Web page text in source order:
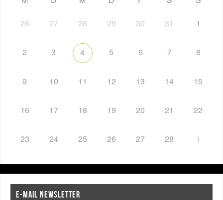
26 27 28 29 30 31 1
2 3 4 5 6 7 8
9 10 11 12 13 14 15
16 17 18 19 20 21 22
23 24 25 26 27 28 1
E-MAIL NEWSLETTER